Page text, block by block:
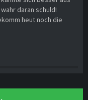
daran schuld!
heut noch die